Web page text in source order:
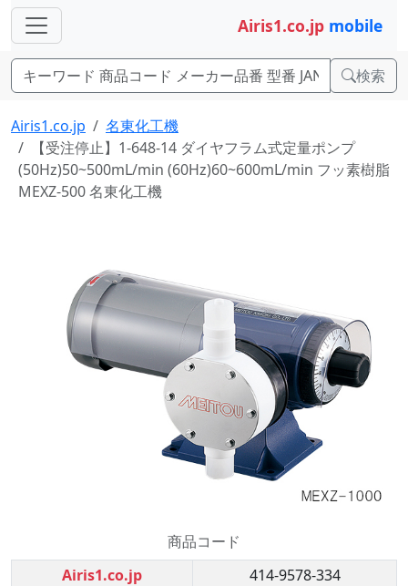
Airis1.co.jp mobile
検索
Airis1.co.jp
名東化工機
【受注停止】1-648-14 ダイヤフラム式定量ポンプ
(50Hz)50~500mL/min (60Hz)60~600mL/min フッ素樹脂
MEXZ-500 名東化工機
商品コード
Airis1.co.jp
414-9578-334